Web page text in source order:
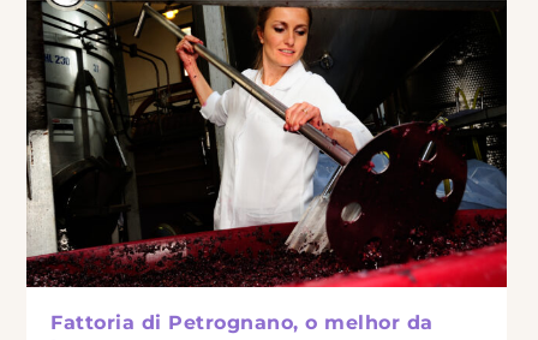
Fattoria di Petrognano, o melhor da